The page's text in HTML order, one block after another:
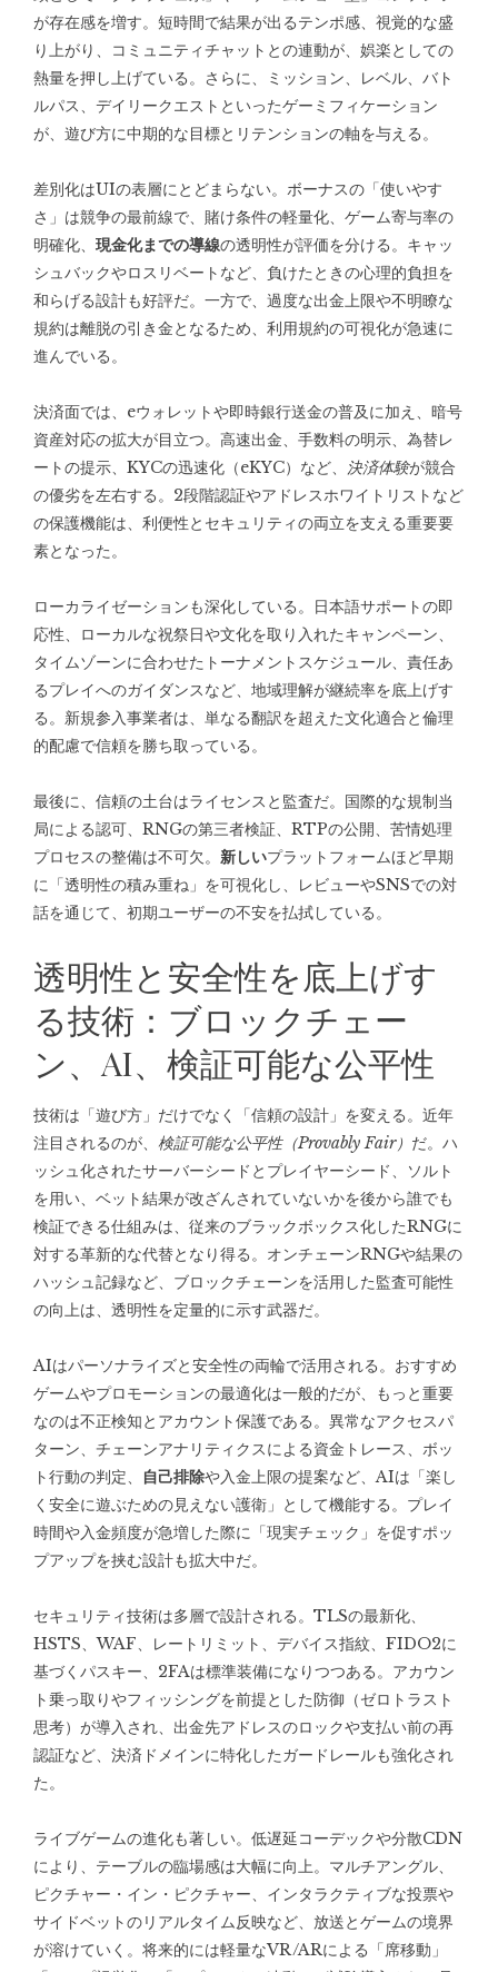
が存在感を増す。短時間で結果が出るテンポ感、視覚的な盛
り上がり、コミュニティチャットとの連動が、娯楽としての
熱量を押し上げている。さらに、ミッション、レベル、バト
ルパス、デイリークエストといったゲーミフィケーション
が、遊び方に中期的な目標とリテンションの軸を与える。
差別化はUIの表層にとどまらない。ボーナスの「使いやす
さ」は競争の最前線で、賭け条件の軽量化、ゲーム寄与率の
明確化、 現金化までの導線の透明性が評価を分ける。キャッ
シュバックやロスリベートなど、負けたときの心理的負担を
和らげる設計も好評だ。一方で、過度な出金上限や不明瞭な
規約は離脱の引き金となるため、利用規約の可視化が急速に
進んでいる。
決済面では、eウォレットや即時銀行送金の普及に加え、暗号
資産対応の拡大が目立つ。高速出金、手数料の明示、為替レ
ートの提示、KYCの迅速化（eKYC）など、 決済体験が競合
の優劣を左右する。2段階認証やアドレスホワイトリストなど
の保護機能は、利便性とセキュリティの両立を支える重要要
素となった。
ローカライゼーションも深化している。日本語サポートの即
応性、ローカルな祝祭日や文化を取り入れたキャンペーン、
タイムゾーンに合わせたトーナメントスケジュール、責任あ
るプレイへのガイダンスなど、地域理解が継続率を底上げす
る。新規参入事業者は、単なる翻訳を超えた文化適合と倫理
的配慮で信頼を勝ち取っている。
最後に、信頼の土台はライセンスと監査だ。国際的な規制当
局による認可、RNGの第三者検証、RTPの公開、苦情処理
プロセスの整備は不可欠。 新しいプラットフォームほど早期
に「透明性の積み重ね」を可視化し、レビューやSNSでの対
話を通じて、初期ユーザーの不安を払拭している。
透明性と安全性を底上げす
る技術：ブロックチェー
ン、AI、検証可能な公平性
技術は「遊び方」だけでなく「信頼の設計」を変える。近年
注目されるのが、 検証可能な公平性（Provably Fair） だ。ハ
ッシュ化されたサーバーシードとプレイヤーシード、ソルト
を用い、ベット結果が改ざんされていないかを後から誰でも
検証できる仕組みは、従来のブラックボックス化したRNGに
対する革新的な代替となり得る。オンチェーンRNGや結果の
ハッシュ記録など、ブロックチェーンを活用した監査可能性
の向上は、透明性を定量的に示す武器だ。
AIはパーソナライズと安全性の両輪で活用される。おすすめ
ゲームやプロモーションの最適化は一般的だが、もっと重要
なのは不正検知とアカウント保護である。異常なアクセスパ
ターン、チェーンアナリティクスによる資金トレース、ボッ
ト行動の判定、
自己排除や入金上限の提案など、AIは「楽し
く安全に遊ぶための見えない護衛」として機能する。プレイ
時間や入金頻度が急増した際に「現実チェック」を促すポッ
プアップを挟む設計も拡大中だ。
セキュリティ技術は多層で設計される。TLSの最新化、
HSTS、WAF、レートリミット、デバイス指紋、FIDO2に
基づくパスキー、2FAは標準装備になりつつある。アカウン
ト乗っ取りやフィッシングを前提とした防御（ゼロトラスト
思考）が導入され、出金先アドレスのロックや支払い前の再
認証など、決済ドメインに特化したガードレールも強化され
た。
ライブゲームの進化も著しい。低遅延コーデックや分散CDN
により、テーブルの臨場感は大幅に向上。マルチアングル、
ピクチャー・イン・ピクチャー、インタラクティブな投票や
サイドベットのリアルタイム反映など、放送とゲームの境界
が溶けていく。将来的には軽量なVR/ARによる「席移動」